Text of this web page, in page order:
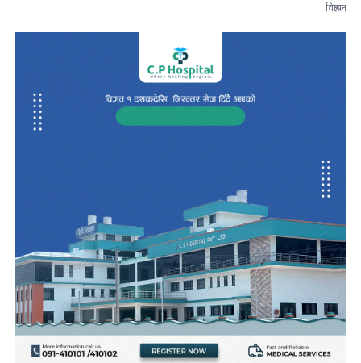
विज्ञापन